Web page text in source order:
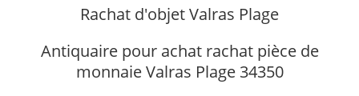
Rachat d'objet Valras Plage
Antiquaire pour achat rachat pièce de
monnaie Valras Plage 34350